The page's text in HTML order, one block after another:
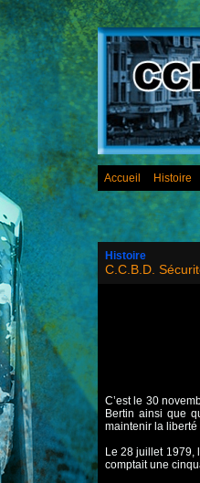
Accueil Histoire
Histoire
C.C.B.D.
C’est le 30
Bertin ainsi que
maintenir la liberté
Le 28 juillet 1979,
comptait une